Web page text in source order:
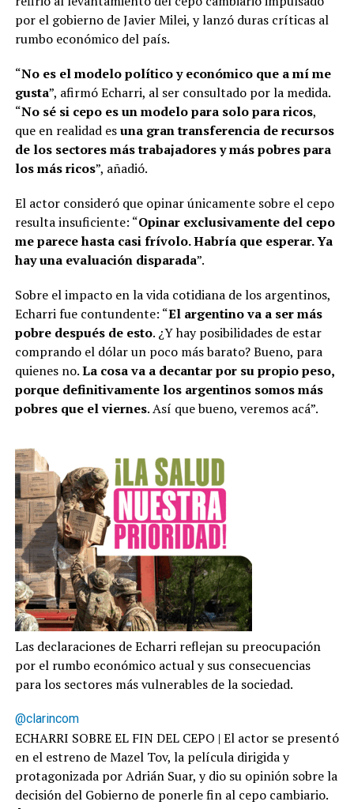
por el gobierno de Javier Milei, y lanzó duras críticas al
rumbo económico del país.
“No es el modelo político y económico que a mí me
gusta”, afirmó Echarri, al ser consultado por la medida.
“No sé si cepo es un modelo para solo para ricos,
que en realidad esuna gran transferencia de recursos
de los sectores más trabajadores y más pobres para
los más ricos”, añadió.
El actor consideró que opinar únicamente sobre el cepo
resulta insuficiente: “Opinar exclusivamente del cepo
me parece hasta casi frívolo. Habría que esperar. Ya
hay una evaluación disparada”.
Sobre el impacto en la vida cotidiana de los argentinos,
Echarri fue contundente: “El argentino va a ser más
pobre después de esto. ¿Y hay posibilidades de estar
comprando el dólar un poco más barato? Bueno, para
quienes no.La cosa va a decantar por su propio peso,
porque definitivamente los argentinos somos más
pobres que el viernes. Así que bueno, veremos acá”.
Las declaraciones de Echarri reflejan su preocupación
por el rumbo económico actual y sus consecuencias
para los sectores más vulnerables de la sociedad.
@clarincom
ECHARRI SOBRE EL FIN DEL CEPO | El actor se presentó
en el estreno de Mazel Tov, la película dirigida y
protagonizada por Adrián Suar, y dio su opinión sobre la
decisión del Gobierno de ponerle fin al cepo cambiario.